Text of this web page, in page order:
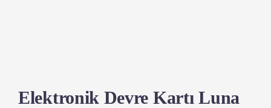
Elektronik Devre Kartı Luna